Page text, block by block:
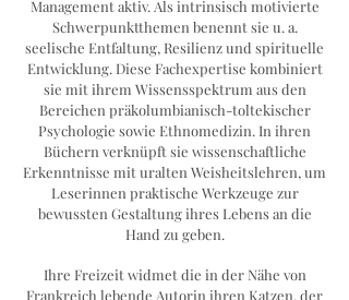
Management aktiv. Als intrinsisch motivierte
Schwerpunktthemen benennt sie u. a.
seelische Entfaltung, Resilienz und spirituelle
Entwicklung. Diese Fachexpertise kombiniert
sie mit ihrem Wissensspektrum aus den
Bereichen präkolumbianisch-toltekischer
Psychologie sowie Ethnomedizin. In ihren
Büchern verknüpft sie wissenschaftliche
Erkenntnisse mit uralten Weisheitslehren, um
Leserinnen praktische Werkzeuge zur
bewussten Gestaltung ihres Lebens an die
Hand zu geben.
Ihre Freizeit widmet die in der Nähe von
Frankreich lebende Autorin ihren Katzen, der